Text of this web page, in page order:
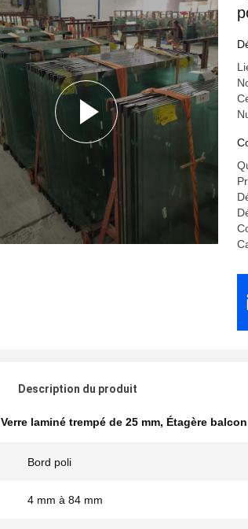
Description du produit
Verre laminé trempé de 25 mm, Étagère
Bord poli
4 mm à 84 mm